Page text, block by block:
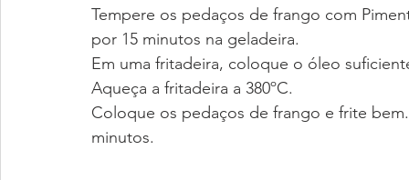
Tempere os pedaços de frango com
por 15 minutos na geladeira.
Em uma fritadeira, coloque o óleo
Aqueça a fritadeira a 380ºC.
Coloque os pedaços de frango e frite
minutos.